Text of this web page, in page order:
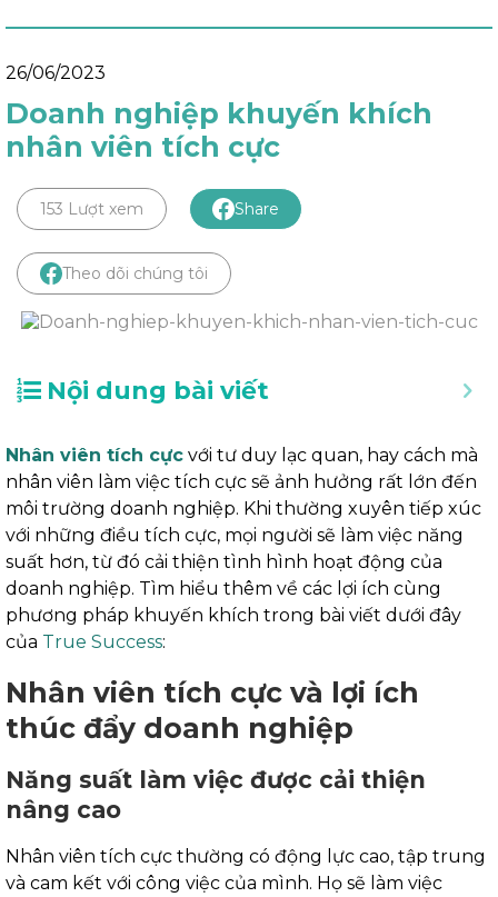
26/06/2023
Doanh nghiệp khuyến khích
nhân viên tích cực
153 Lượt xem Share
Theo dõi chúng tôi
Nội dung bài viết
Nhân viên tích cực với tư duy lạc quan, hay cách mà
nhân viên làm việc tích cực sẽ ảnh hưởng rất lớn đến
môi trường doanh nghiệp. Khi thường xuyên tiếp xúc
với những điều tích cực, mọi người sẽ làm việc năng
suất hơn, từ đó cải thiện tình hình hoạt động của
doanh nghiệp. Tìm hiểu thêm về các lợi ích cùng
phương pháp khuyến khích trong bài viết dưới đây
của True Success:
Nhân viên tích cực và lợi ích
thúc đẩy doanh nghiệp
Năng suất làm việc được cải thiện
nâng cao
Nhân viên tích cực thường có động lực cao, tập trung
và cam kết với công việc của mình. Họ sẽ làm việc